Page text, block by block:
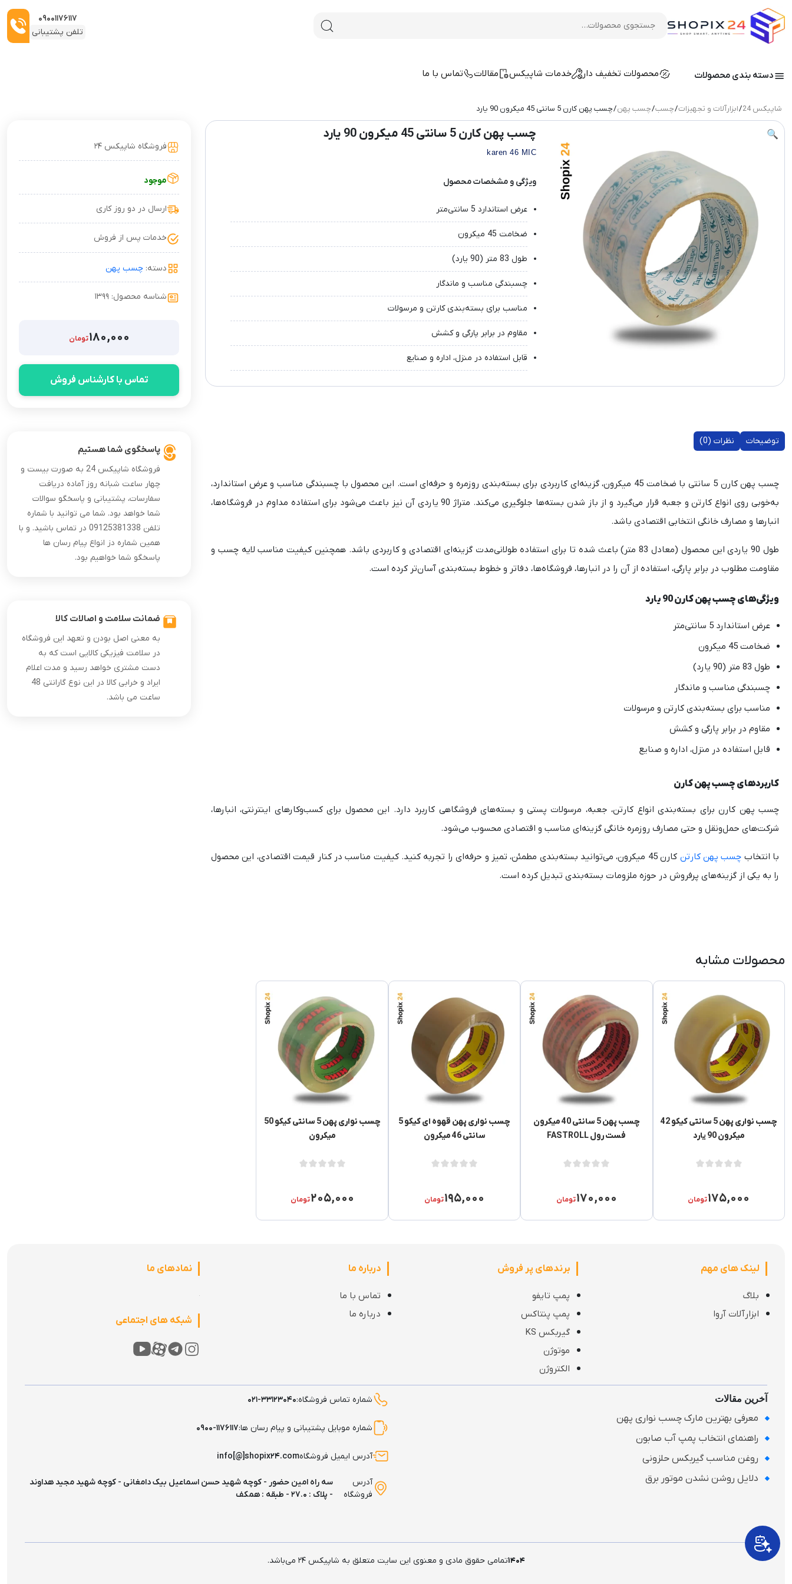
۰۹۰۰۱۱۷۶۱۱۷
تلفن پشتیبانی
دسته بندی محصولات محصولات تخفیف دار خدمات شاپیکس مقالات تماس با ما
شاپیکس 24 /ابزارآلات و تجهیزات/چسب/چسب پهن/ چسب پهن کارن 5 سانتی 45 میکرون 90 یارد
🔍 چسب پهن کارن 5 سانتی 45 میکرون 90 یارد
karen 46 MIC
ویژگی و مشخصات محصول
عرض استاندارد 5 سانتی‌متر
ضخامت 45 میکرون
طول 83 متر (90 یارد)
چسبندگی مناسب و ماندگار
مناسب برای بسته‌بندی کارتن و مرسولات
مقاوم در برابر پارگی و کشش
قابل استفاده در منزل، اداره و صنایع
فروشگاه شاپیکس ۲۴
موجود
ارسال در دو روز کاری
خدمات پس از فروش
دسته: چسب پهن
شناسه محصول: ۱۳۹۹
۱۸۰,۰۰۰تومان
تماس با کارشناس فروش
توضیحات نظرات (0)
چسب پهن کارن 5 سانتی با ضخامت 45 میکرون، گزینه‌ای کاربردی برای بسته‌بندی روزمره و حرفه‌ای است. این محصول با چسبندگی مناسب و عرض استاندارد،
به‌خوبی روی انواع کارتن و جعبه قرار می‌گیرد و از باز شدن بسته‌ها جلوگیری می‌کند. متراژ 90 یاردی آن نیز باعث می‌شود برای استفاده مداوم در فروشگاه‌ها،
انبارها و مصارف خانگی انتخابی اقتصادی باشد.
طول 90 یاردی این محصول (معادل 83 متر) باعث شده تا برای استفاده طولانی‌مدت گزینه‌ای اقتصادی و کاربردی باشد. همچنین کیفیت مناسب لایه چسب و
مقاومت مطلوب در برابر پارگی، استفاده از آن را در انبارها، فروشگاه‌ها، دفاتر و خطوط بسته‌بندی آسان‌تر کرده است.
ویژگی‌های چسب پهن کارن 90 یارد
عرض استاندارد 5 سانتی‌متر
ضخامت 45 میکرون
طول 83 متر (90 یارد)
چسبندگی مناسب و ماندگار
مناسب برای بسته‌بندی کارتن و مرسولات
مقاوم در برابر پارگی و کشش
قابل استفاده در منزل، اداره و صنایع
کاربردهای چسب پهن کارن
چسب پهن کارن برای بسته‌بندی انواع کارتن، جعبه، مرسولات پستی و بسته‌های فروشگاهی کاربرد دارد. این محصول برای کسب‌وکارهای اینترنتی، انبارها،
شرکت‌های حمل‌ونقل و حتی مصارف روزمره خانگی گزینه‌ای مناسب و اقتصادی محسوب می‌شود.
با انتخاب چسب پهن کارتن
کارن 45 میکرون، می‌توانید بسته‌بندی مطمئن، تمیز و حرفه‌ای را تجربه کنید. کیفیت مناسب در کنار قیمت اقتصادی، این محصول
را به یکی از گزینه‌های پرفروش در حوزه ملزومات بسته‌بندی تبدیل کرده است.
پاسخگوی شما هستیم
فروشگاه شاپیکس 24 به صورت بیست و
چهار ساعت شبانه روز آماده دریافت
سفارسات، پشتیبانی و پاسخگو سوالات
شما خواهد بود. شما می توانید با شماره
تلفن 09125381338 در تماس باشید. و با
همین شماره دز انواع پیام رسان ها
پاسخگو شما خواهیم بود.
ضمانت سلامت و اصالات کالا
به معنی اصل بودن و تعهد این فروشگاه
در سلامت فیزیکی کالایی است که به
دست مشتری خواهد رسید و مدت اعلام
ایراد و خرابی کالا در این نوع گارانتی 48
ساعت می باشد.
محصولات مشابه
چسب نواری پهن 5 سانتی کیکو 42
میکرون 90 یارد
۱۷۵,۰۰۰تومان
چسب پهن 5 سانتی 40 میکرون
فست رول FASTROLL
۱۷۰,۰۰۰تومان
چسب نواری پهن قهوه ای کیکو 5
سانتی 46 میکرون
۱۹۵,۰۰۰تومان
چسب نواری پهن 5 سانتی کیکو 50
میکرون
۲۰۵,۰۰۰تومان
لینک های مهم
بلاگ
ابزارآلات آروا
برندهای پر فروش
پمپ تایفو
پمپ پنتاکس
گیربکس KS
موتوژن
الکتروژن
درباره ما
تماس با ما
درباره ما
نمادهای ما
شبکه های اجتماعی
آخرین مقالات
معرفی بهترین مارک چسب نواری پهن
راهنمای انتخاب پمپ آب صابون
روغن مناسب گیربکس حلزونی
دلایل روشن نشدن موتور برق
شماره تماس فروشگاه:۰۲۱-۳۳۱۲۳۰۴۰
شماره موبایل پشتیبانی و پیام رسان ها:۰۹۰۰-۱۱۷۶۱۱۷
آدرس ایمیل فروشگاهinfo[@]shopix۲۴.com
آدرس
فروشگاه
سه راه امین حضور - کوچه شهید حسن اسماعیل بیک دامغانی - کوچه شهید مجید هداوند
- پلاک : ۲۷.۰ - طبقه : همکف
۱۴۰۴تمامی حقوق مادی و معنوی این سایت متعلق به شاپیکس ۲۴ می‌باشد.